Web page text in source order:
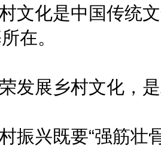
化是中国传统文
在。
展乡村文化，是
兴既要“强筋壮骨